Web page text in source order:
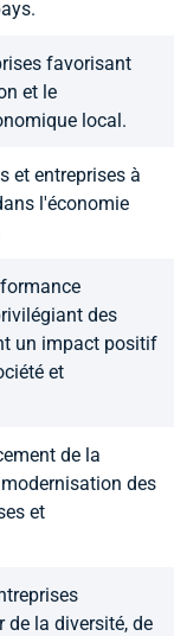
favorisant
et le
local.
et entreprises à
l'économie
des
un impact positif
et
de la
des
et
de la diversité, de